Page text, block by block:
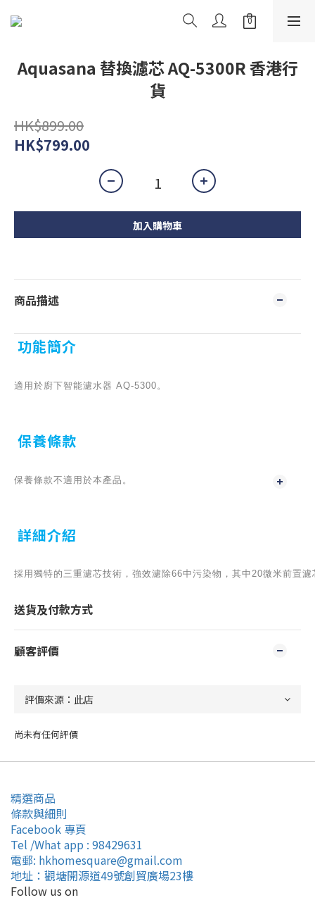
Aquasana 替換濾芯 AQ-5300R 香港行
貨
HK$899.00
HK$799.00
加入購物車
商品描述
功能簡介
適用於廚下智能濾水器 AQ-5300。
保養條款
保養條款不適用於本產品。
詳細介紹
採用獨特的三重濾芯技術，強效濾除66中污染物，其中20微米前置
送貨及付款方式
顧客評價
尚未有任何評價
精選商品
條款與細則
Facebook 專頁
Tel /What app : 98429631
電郵: hkhomesquare@gmail.com
地址：觀塘開源道49號創貿廣場23樓
Follow us on